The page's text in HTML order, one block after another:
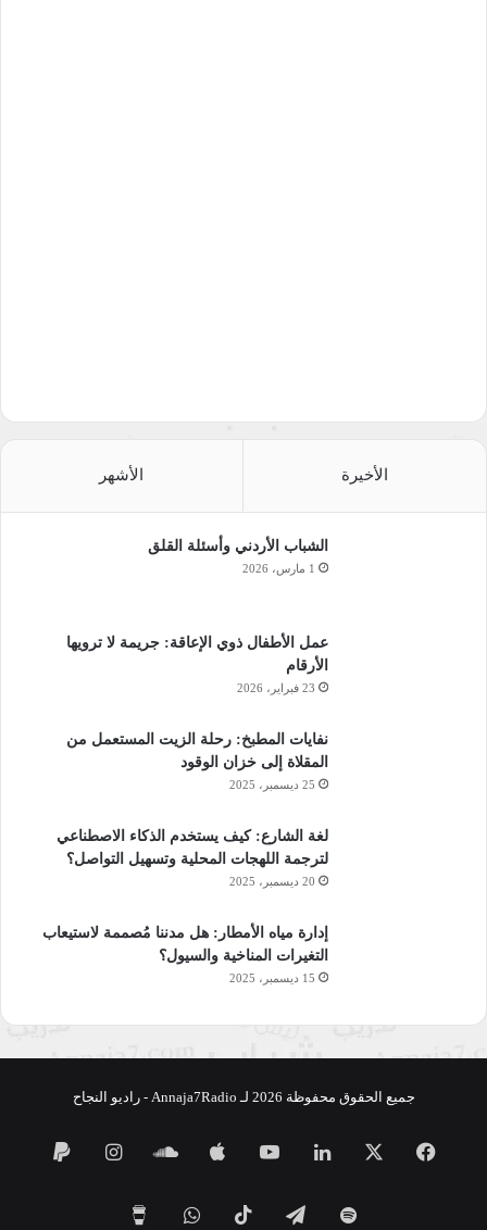
الأخيرة الأشهر
الشباب الأردني وأسئلة القلق
1 مارس، 2026
عمل الأطفال ذوي الإعاقة: جريمة لا ترويها
الأرقام
23 فبراير، 2026
نفايات المطبخ: رحلة الزيت المستعمل من
المقلاة إلى خزان الوقود
25 ديسمبر، 2025
لغة الشارع: كيف يستخدم الذكاء الاصطناعي
لترجمة اللهجات المحلية وتسهيل التواصل؟
20 ديسمبر، 2025
إدارة مياه الأمطار: هل مدننا مُصممة لاستيعاب
التغيرات المناخية والسيول؟
15 ديسمبر، 2025
جميع الحقوق محفوظة 2026 لـ Annaja7Radio - راديو النجاح
فيسبوك لينكدإن‫YouTube ساوند
كلاود
انستقرام
‏Paypal
‏Spotify تيلقرام ‫TikTokواتساب